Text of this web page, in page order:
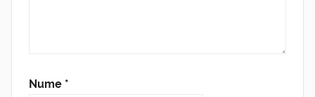
Nume *